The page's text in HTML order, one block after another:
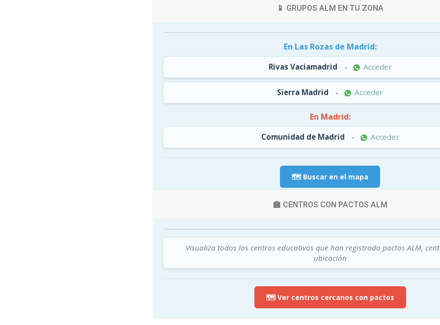
📱 GRUPOS ALM EN TU ZONA
En Las Rozas de Madrid:
Rivas Vaciamadrid - Acceder
Sierra Madrid - Acceder
En Madrid:
Comunidad de Madrid - Acceder
🗺️ Buscar en el mapa
🏫 CENTROS CON PACTOS ALM
Visualiza todos los centros educativos que han registrado pactos ALM,
ubicación
🗺️ Ver centros cercanos con pactos